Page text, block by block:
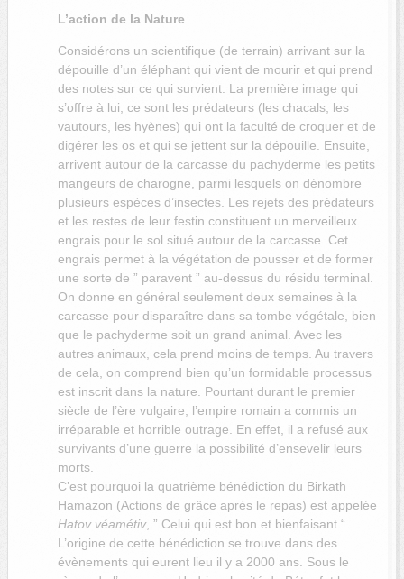
L’action de la Nature
Considérons un scientifique (de terrain) arrivant sur la
dépouille d’un éléphant qui vient de mourir et qui prend
des notes sur ce qui survient. La première image qui
s’offre à lui, ce sont les prédateurs (les chacals, les
vautours, les hyènes) qui ont la faculté de croquer et de
digérer les os et qui se jettent sur la dépouille. Ensuite,
arrivent autour de la carcasse du pachyderme les petits
mangeurs de charogne, parmi lesquels on dénombre
plusieurs espèces d’insectes. Les rejets des prédateurs
et les restes de leur festin constituent un merveilleux
engrais pour le sol situé autour de la carcasse. Cet
engrais permet à la végétation de pousser et de former
une sorte de ” paravent ” au-dessus du résidu terminal.
On donne en général seulement deux semaines à la
carcasse pour disparaître dans sa tombe végétale, bien
que le pachyderme soit un grand animal. Avec les
autres animaux, cela prend moins de temps. Au travers
de cela, on comprend bien qu’un formidable processus
est inscrit dans la nature. Pourtant durant le premier
siècle de l’ère vulgaire, l’empire romain a commis un
irréparable et horrible outrage. En effet, il a refusé aux
survivants d’une guerre la possibilité d’ensevelir leurs
morts.
C’est pourquoi la quatrième bénédiction du Birkath
Hamazon (Actions de grâce après le repas) est appelée
Hatov véamétiv, ” Celui qui est bon et bienfaisant “.
L’origine de cette bénédiction se trouve dans des
évènements qui eurent lieu il y a 2000 ans. Sous le